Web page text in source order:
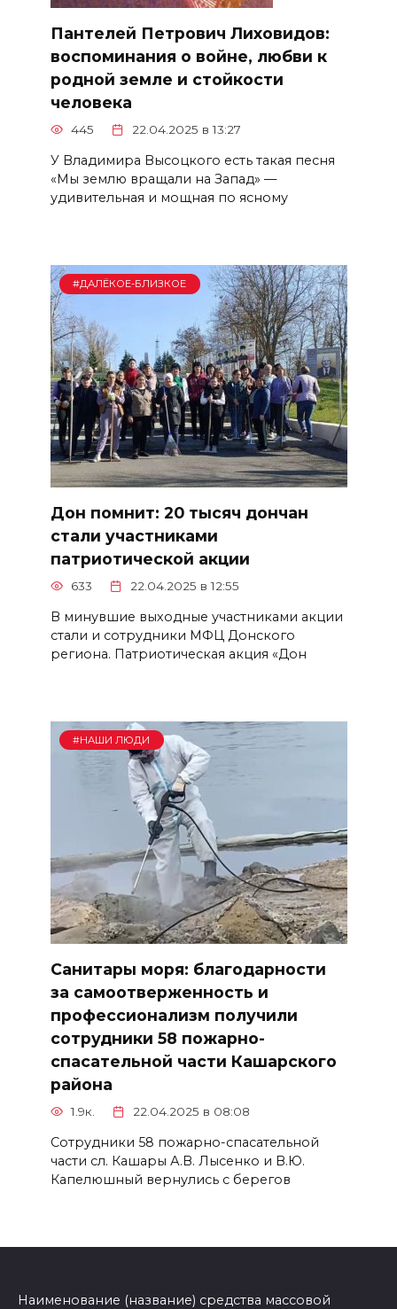
Пантелей Петрович Лиховидов:
воспоминания о войне, любви к
родной земле и стойкости
человека
445 22.04.2025 в 13:27
У Владимира Высоцкого есть такая песня
«Мы землю вращали на Запад» —
удивительная и мощная по ясному
#ДАЛЁКОЕ-БЛИЗКОЕ
Дон помнит: 20 тысяч дончан
стали участниками
патриотической акции
633 22.04.2025 в 12:55
В минувшие выходные участниками акции
стали и сотрудники МФЦ Донского
региона. Патриотическая акция «Дон
#НАШИ ЛЮДИ
Санитары моря: благодарности
за самоотверженность и
профессионализм получили
сотрудники 58 пожарно-
спасательной части Кашарского
района
1.9к. 22.04.2025 в 08:08
Сотрудники 58 пожарно-спасательной
части сл. Кашары А.В. Лысенко и В.Ю.
Капелюшный вернулись с берегов
Наименование (название) средства массовой